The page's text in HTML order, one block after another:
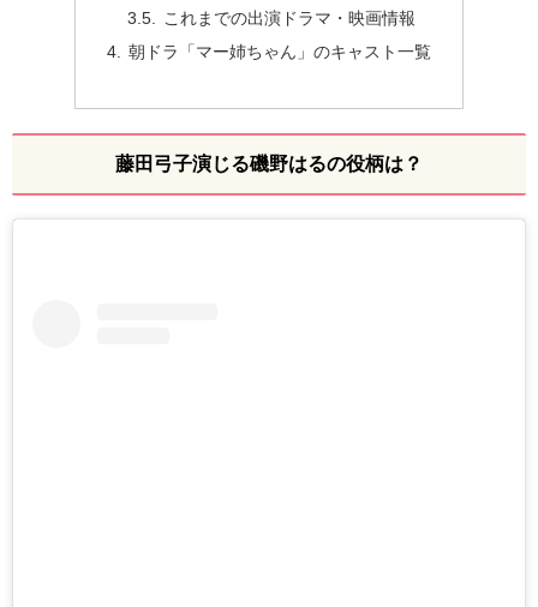
これまでの出演ドラマ・映画情報
朝ドラ「マー姉ちゃん」のキャスト一覧
藤田弓子演じる磯野はるの役柄は？